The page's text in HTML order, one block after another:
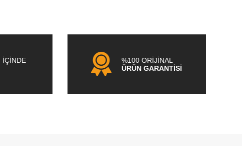
İÇİNDE
%100 ORİJİNAL
ÜRÜN GARANTİSİ